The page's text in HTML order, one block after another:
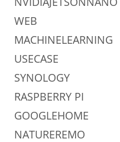
WEB
MACHINELEARNING
USECASE
SYNOLOGY
RASPBERRY PI
GOOGLEHOME
NATUREREMO